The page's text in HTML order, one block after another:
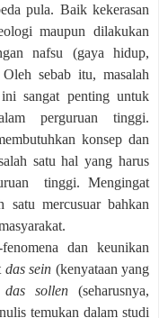
pula. Baik kekerasan
maupun dilakukan
nafsu (gaya hidup,
sebab itu, masalah
ini sangat penting untuk
perguruan tinggi.
konsep dan
satu hal yang harus
tinggi. Mengingat
satu mercusuar bahkan
dan keunikan
das sein (kenyataan yang
das sollen(seharusnya,
temukan dalam studi